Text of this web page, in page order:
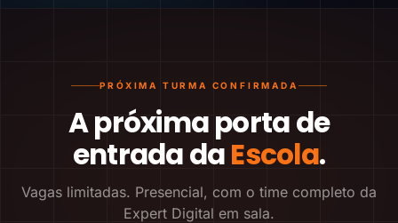
PRÓXIMA TURMA CONFIRMADA
A próxima porta de
entrada daEscola.
Vagas limitadas. Presencial, com o time completo da
Expert Digital em sala.